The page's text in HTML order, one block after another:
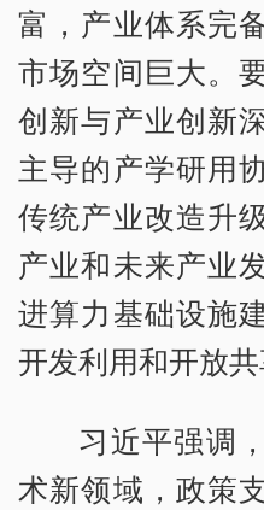
富，产业体系完
市场空间巨大。
创新与产业创新
主导的产学研用
传统产业改造升
产业和未来产业
进算力基础设施
开发利用和开放共
习近平强调
术新领域，政策